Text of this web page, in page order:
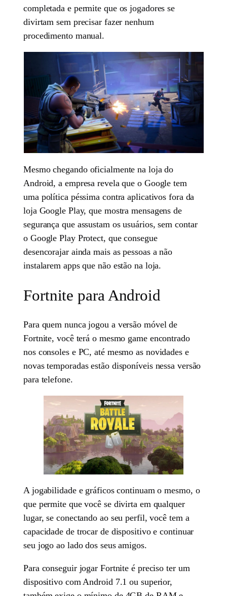
completada e permite que os jogadores se
divirtam sem precisar fazer nenhum
procedimento manual.
Mesmo chegando oficialmente na loja do
Android, a empresa revela que o Google tem
uma política péssima contra aplicativos fora da
loja Google Play, que mostra mensagens de
segurança que assustam os usuários, sem contar
o Google Play Protect, que consegue
desencorajar ainda mais as pessoas a não
instalarem apps que não estão na loja.
Fortnite para Android
Para quem nunca jogou a versão móvel de
Fortnite, você terá o mesmo game encontrado
nos consoles e PC, até mesmo as novidades e
novas temporadas estão disponíveis nessa versão
para telefone.
A jogabilidade e gráficos continuam o mesmo, o
que permite que você se divirta em qualquer
lugar, se conectando ao seu perfil, você tem a
capacidade de trocar de dispositivo e continuar
seu jogo ao lado dos seus amigos.
Para conseguir jogar Fortnite é preciso ter um
dispositivo com Android 7.1 ou superior,